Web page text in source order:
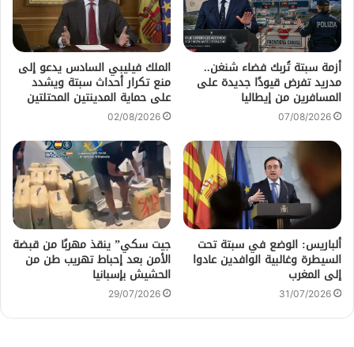
أزمة سبتة تُربك فضاء شنغن..
مدريد تفرض قيودًا جديدة على
المسافرين من إيطاليا
07/08/2026
الملك فيليبي السادس يدعو إلى
منع تكرار أحداث سبتة ويشدد
على حماية المدينتين المحتلتين
02/08/2026
ألباريس: الوضع في سبتة تحت
السيطرة وغالبية الوافدين عادوا
إلى المغرب
31/07/2026
جيت سكي” ينقذ مهربًا من قبضة
الأمن بعد إحباط تهريب طن من
الحشيش بإسبانيا
29/07/2026